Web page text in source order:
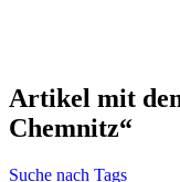
Artikel mit
Chemnitz“
Suche nach Tags